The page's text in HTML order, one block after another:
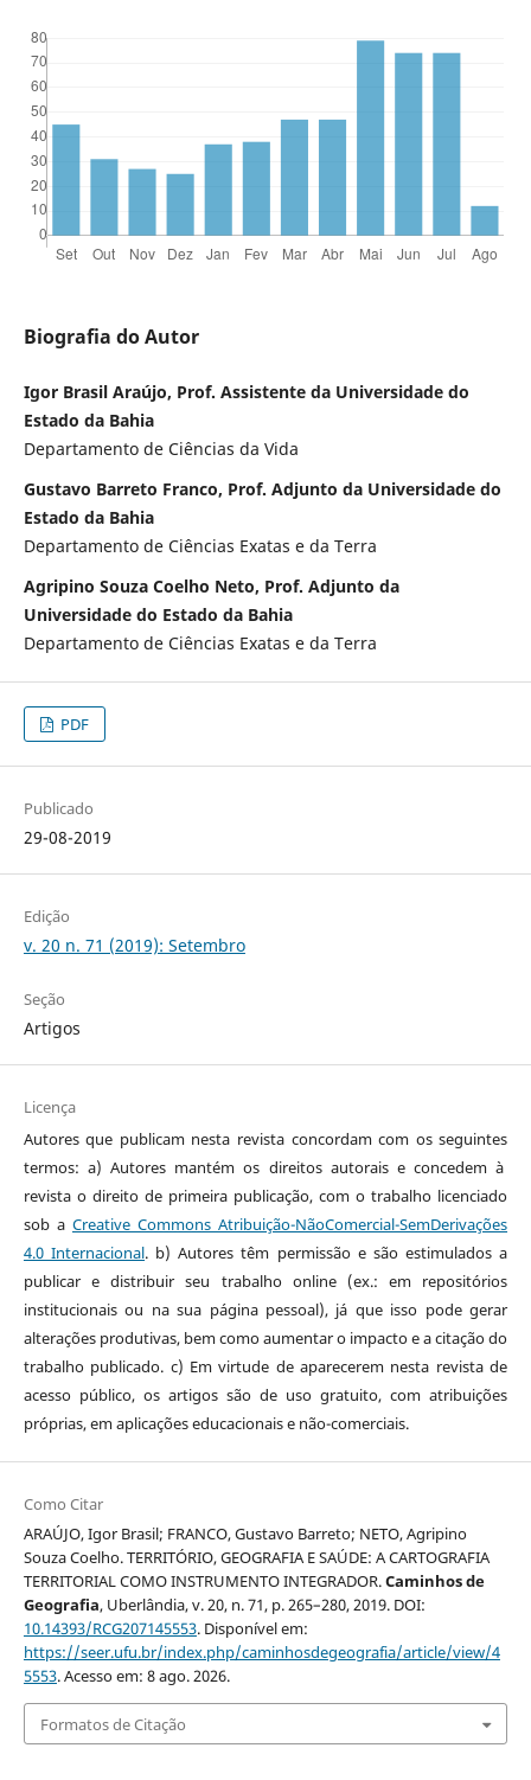
Biografia do Autor
Igor Brasil Araújo, Prof. Assistente da Universidade do
Estado da Bahia
Departamento de Ciências da Vida
Gustavo Barreto Franco, Prof. Adjunto da Universidade do
Estado da Bahia
Departamento de Ciências Exatas e da Terra
Agripino Souza Coelho Neto, Prof. Adjunto da
Universidade do Estado da Bahia
Departamento de Ciências Exatas e da Terra
PDF
Publicado
29-08-2019
Edição
v. 20 n. 71 (2019): Setembro
Seção
Artigos
Licença
Autores que publicam nesta revista concordam com os seguintes
termos: a) Autores mantém os direitos autorais e concedem à
revista o direito de primeira publicação, com o trabalho licenciado
sob a Creative Commons Atribuição-NãoComercial-SemDerivações
4.0 Internacional. b) Autores têm permissão e são estimulados a
publicar e distribuir seu trabalho online (ex.: em repositórios
institucionais ou na sua página pessoal), já que isso pode gerar
alterações produtivas, bem como aumentar o impacto e a citação do
trabalho publicado. c) Em virtude de aparecerem nesta revista de
acesso público, os artigos são de uso gratuito, com atribuições
próprias, em aplicações educacionais e não-comerciais.
Como Citar
ARAÚJO, Igor Brasil; FRANCO, Gustavo Barreto; NETO, Agripino
Souza Coelho. TERRITÓRIO, GEOGRAFIA E SAÚDE: A CARTOGRAFIA
TERRITORIAL COMO INSTRUMENTO INTEGRADOR.Caminhos de
Geografia, Uberlândia, v. 20, n. 71, p. 265–280, 2019. DOI:
10.14393/RCG207145553. Disponível em:
https://seer.ufu.br/index.php/caminhosdegeografia/article/view/4
5553. Acesso em: 8 ago. 2026.
Formatos de Citação